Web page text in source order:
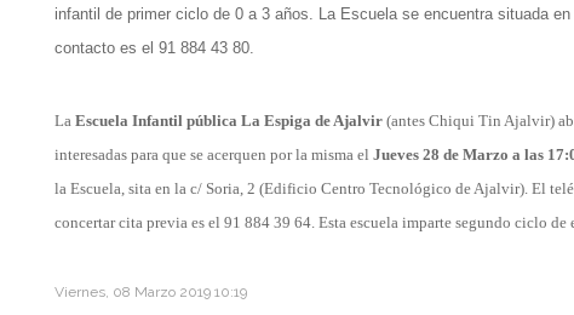
infantil de primer ciclo de 0 a 3 años.
La Escuela se encuentra situada
contacto es el 91 884 43 80.
LaEscuela Infantil pública La Espiga de Ajalvir (antes Chiqui Tin Ajalvir)
interesadas para que se acerquen por la misma elJueves 28 de Marzo a las
la Escuela, sita en la c/ Soria, 2 (Edificio Centro Tecnológico de Ajalvir). El
concertar cita previa es el 91 884 39 64. Esta escuela imparte segundo ciclo
Viernes, 08 Marzo 2019 10:19